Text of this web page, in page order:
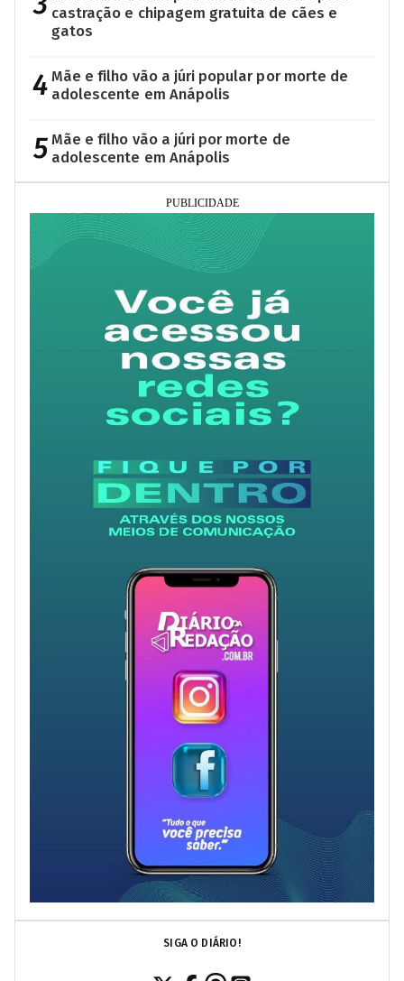
castração e chipagem gratuita de cães e
gatos
4 Mãe e filho vão a júri popular por morte de
adolescente em Anápolis
5 Mãe e filho vão a júri por morte de
adolescente em Anápolis
SIGA O DIÁRIO!